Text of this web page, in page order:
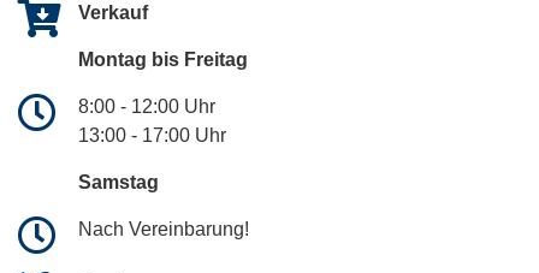
Verkauf
Montag bis Freitag
8:00 - 12:00 Uhr
13:00 - 17:00 Uhr
Samstag
Nach Vereinbarung!